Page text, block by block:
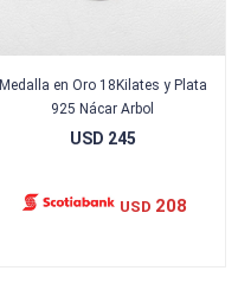
Medalla en Oro 18Kilates y Plata
925 Nácar Arbol
USD 245
USD 208